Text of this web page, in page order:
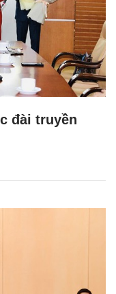
đài truyền